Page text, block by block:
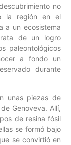
no
la región en el
a un ecosistema
de un logro
paleontológicos
a fondo un
durante
unas piezas de
Genoveva. Allí,
de resina fósil
se formó bajo
se convirtió en